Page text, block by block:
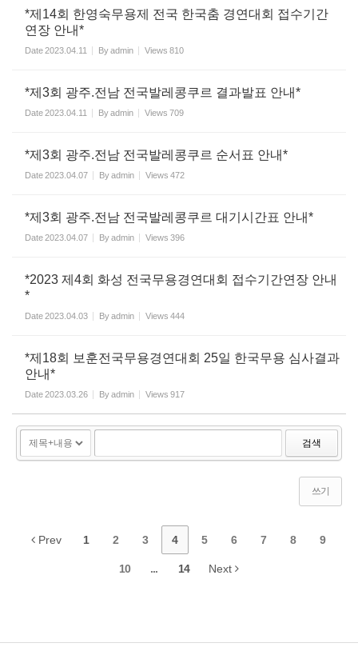
*제14회 한영숙무용제 전국 한국춤 경연대회 접수기간
연장 안내*
Date2023.04.11 Byadmin Views 810
*제3회 광주.전남 전국발레콩쿠르 결과발표 안내*
Date2023.04.11 Byadmin Views 709
*제3회 광주.전남 전국발레콩쿠르 순서표 안내*
Date2023.04.07 Byadmin Views 472
*제3회 광주.전남 전국발레콩쿠르 대기시간표 안내*
Date2023.04.07 Byadmin Views 396
*2023 제4회 화성 전국무용경연대회 접수기간연장 안내
*
Date2023.04.03 Byadmin Views 444
*제18회 보훈전국무용경연대회 25일 한국무용 심사결과
안내*
Date2023.03.26 Byadmin Views 917
검색
쓰기
Prev 1 2 3 4 5 6 7 8 9
10 ... 14 Next